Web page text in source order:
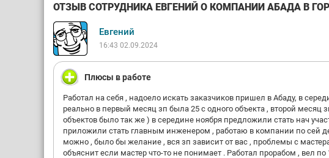
ОТЗЫВ СОТРУДНИКА ЕВГЕНИЙ О КОМПАНИИ АБАДА В
Евгений
16:43 02.09.2024
Плюсы в работе
Работал на себя , надоело искать заказчиков пришел в Абаду, в
реально в первый месяц зп была 25 с одного объекта , второй месяц
объектов было так же ) в середине ноября предложили стать нач
приложили стать главным инженером , работаю в компании по сей
можно , было бы желание , вся зп зависит от вас , проблемы с
объяснит если мастер что-то не понимает . Работал прорабом , вел